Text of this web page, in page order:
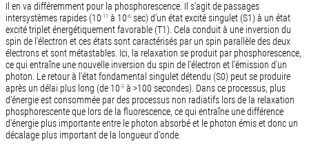
Il en va différemment pour la phosphorescence. Il s'agit de passages
intersystèmes rapides (10-11 à 10-6sec) d'un état excité singulet (S1) à un état
excité triplet énergétiquement favorable (T1). Cela conduit à une inversion du
spin de l'électron et ces états sont caractérisés par un spin parallèle des deux
électrons et sont métastables. Ici, la relaxation se produit par phosphorescence,
ce qui entraîne une nouvelle inversion du spin de l'électron et l'émission d'un
photon. Le retour à l'état fondamental singulet détendu (S0) peut se produire
après un délai plus long (de 10-3à >100 secondes). Dans ce processus, plus
d'énergie est consommée par des processus non radiatifs lors de la relaxation
phosphorescente que lors de la fluorescence, ce qui entraîne une différence
d'énergie plus importante entre le photon absorbé et le photon émis et donc un
décalage plus important de la longueur d'onde.